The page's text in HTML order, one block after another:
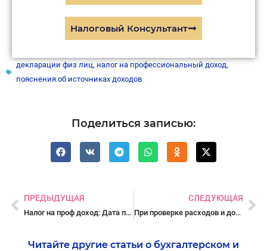
Налоговый Консультант
декларации физ лиц, налог на профессиональный доход,
пояснения об источниках доходов
Поделиться записью:
ПРЕДЫДУЩАЯ
Налог на проф доход: Дата получения дохода при поступлении оплаты на счет в иностранном банке
СЛЕДУЮЩАЯ
При проверке расходов и доходов с 01.01.2026 нельзя представлять оценки домов от ИП-оценщиков
Читайте другие статьи о бухгалтерском и